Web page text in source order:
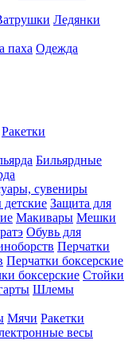
Ледянки
паха Одежда
Ракетки
Бильярдные
сувениры
Защита для
Макивары Мешки
Обувь для
Перчатки
Перчатки боксерские
боксерские Стойки
Шлемы
Мячи Ракетки
весы